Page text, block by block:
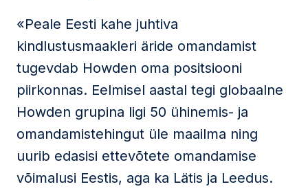
«Peale Eesti kahe juhtiva
kindlustusmaakleri äride omandamist
tugevdab Howden oma positsiooni
piirkonnas. Eelmisel aastal tegi globaalne
Howden grupina ligi 50 ühinemis- ja
omandamistehingut üle maailma ning
uurib edasisi ettevõtete omandamise
võimalusi Eestis, aga ka Lätis ja Leedus.